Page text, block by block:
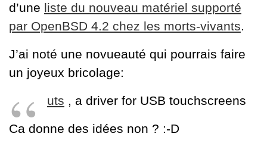
d’une liste du nouveau matériel supporté
par OpenBSD 4.2 chez les morts-vivants.
J’ai noté une novueauté qui pourrais faire
un joyeux bricolage:
uts , a driver for USB touchscreens
Ca donne des idées non ? :-D